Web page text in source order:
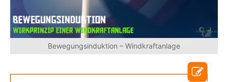
Bewegungsinduktion – Windkraftanlage